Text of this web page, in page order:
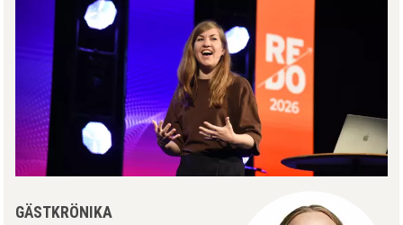
GÄSTKRÖNIKA